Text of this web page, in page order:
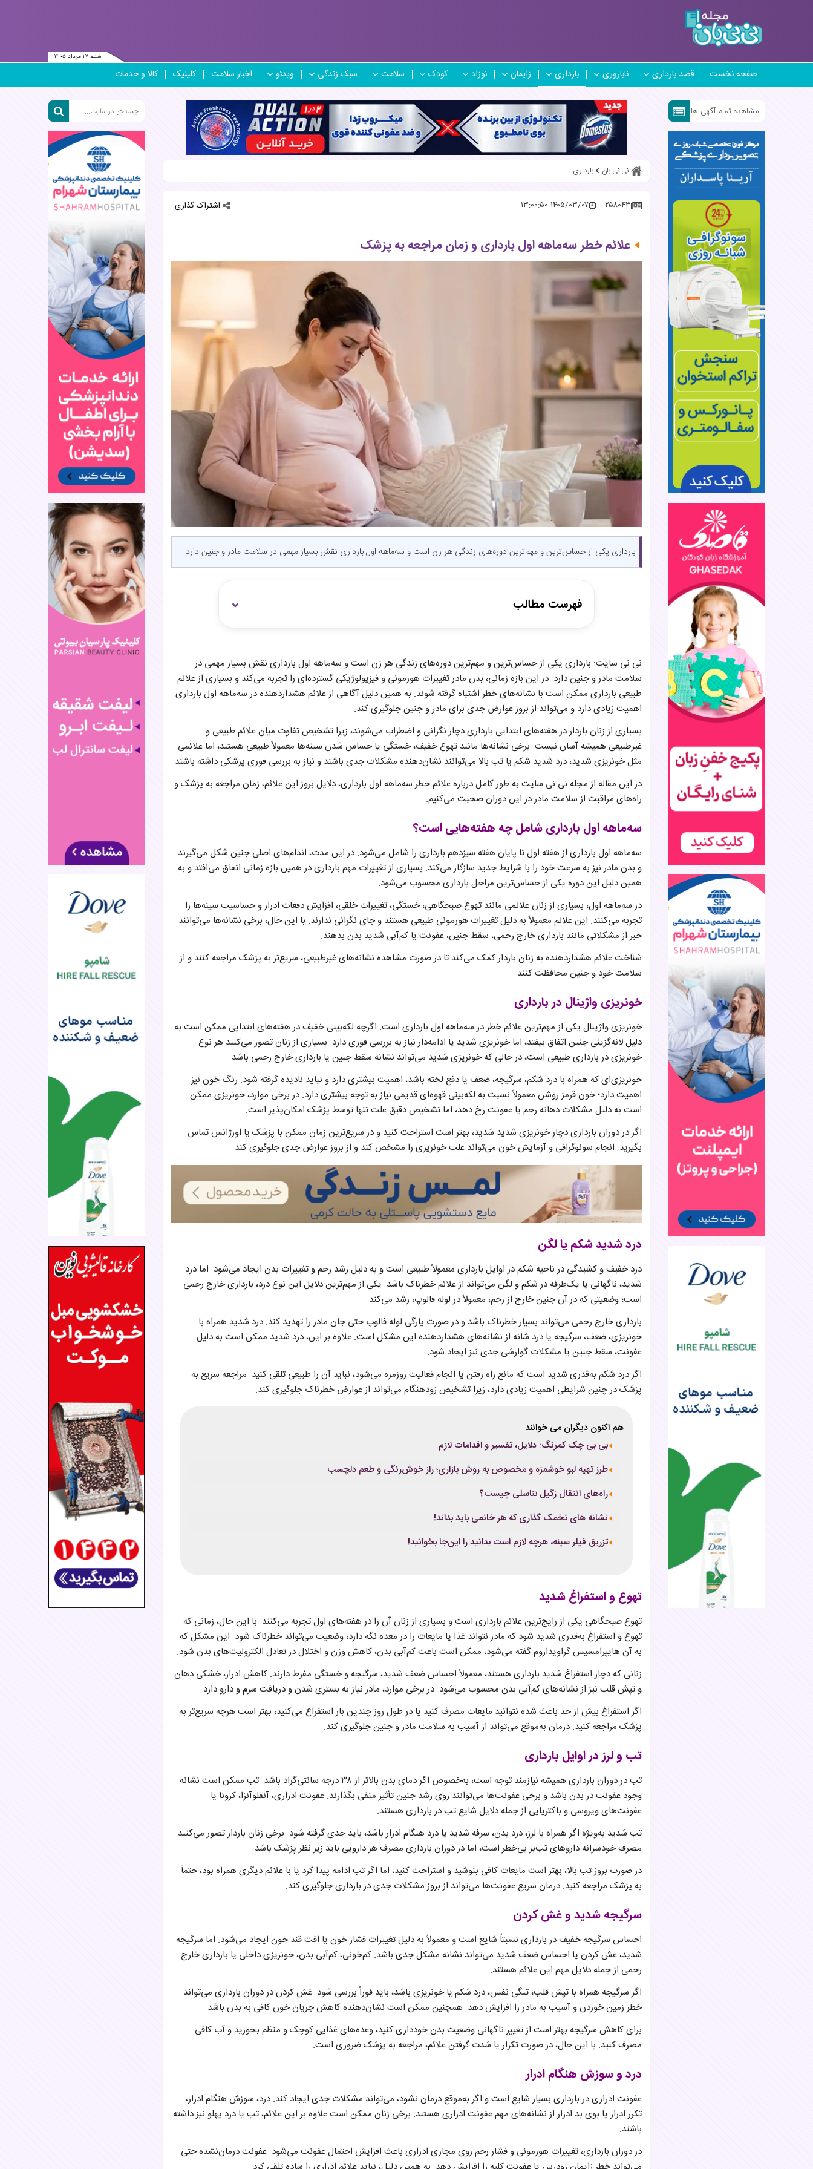
شنبه ۱۷ مرداد ۱۴۰۵
صفحه نخست قصد بارداری ناباروری بارداری زایمان نوزاد کودک سلامت سبک زندگی ویدئو اخبار سلامت کلینیک کالا و خدمات
مشاهده تمام آگهی ها
نی نی بان بارداری
۲۵۸۰۴۳ ۱۴۰۵/۰۳/۰۷ ۱۳:۰۰:۵۰ اشتراک گذاری
علائم خطر سه‌ماهه اول بارداری و زمان مراجعه به پزشک
بارداری یکی از حساس‌ترین و مهم‌ترین دوره‌های زندگی هر زن است و سه‌ماهه اول بارداری نقش بسیار مهمی در سلامت مادر و جنین دارد.
فهرست مطالب
خونریزی واژینال در بارداری
درد شدید شکم یا لگن
تهوع و استفراغ شدید
تب و لرز در اوایل بارداری
سرگیجه شدید و غش کردن
درد و سوزش هنگام ادرار
سردرد شدید و تاری دید
کاهش علائم بارداری به‌صورت ناگهانی
چه زمانی باید فوراً به پزشک مراجعه کرد؟
راه‌های مراقبت از سلامت در سه‌ماهه اول بارداری
نی نی سایت: بارداری یکی از حساس‌ترین و مهم‌ترین دوره‌های زندگی هر زن است و سه‌ماهه اول بارداری نقش بسیار مهمی در
سلامت مادر و جنین دارد. در این بازه زمانی، بدن مادر تغییرات هورمونی و فیزیولوژیکی گسترده‌ای را تجربه می‌کند و بسیاری از علائم
طبیعی بارداری ممکن است با نشانه‌های خطر اشتباه گرفته شوند. به همین دلیل آگاهی از علائم هشداردهنده در سه‌ماهه اول بارداری
اهمیت زیادی دارد و می‌تواند از بروز عوارض جدی برای مادر و جنین جلوگیری کند.
بسیاری از زنان باردار در هفته‌های ابتدایی بارداری دچار نگرانی و اضطراب می‌شوند، زیرا تشخیص تفاوت میان علائم طبیعی و
غیرطبیعی همیشه آسان نیست. برخی نشانه‌ها مانند تهوع خفیف، خستگی یا حساس شدن سینه‌ها معمولاً طبیعی هستند، اما علائمی
مثل خونریزی شدید، درد شدید شکم یا تب بالا می‌توانند نشان‌دهنده مشکلات جدی باشند و نیاز به بررسی فوری پزشکی داشته باشند.
در این مقاله از مجله نی نی سایت به طور کامل درباره علائم خطر سه‌ماهه اول بارداری، دلایل بروز این علائم، زمان مراجعه به پزشک و
راه‌های مراقبت از سلامت مادر در این دوران صحبت می‌کنیم.
سه‌ماهه اول بارداری شامل چه هفته‌هایی است؟
سه‌ماهه اول بارداری از هفته اول تا پایان هفته سیزدهم بارداری را شامل می‌شود. در این مدت، اندام‌های اصلی جنین شکل می‌گیرند
و بدن مادر نیز به سرعت خود را با شرایط جدید سازگار می‌کند. بسیاری از تغییرات مهم بارداری در همین بازه زمانی اتفاق می‌افتد و به
همین دلیل این دوره یکی از حساس‌ترین مراحل بارداری محسوب می‌شود.
در سه‌ماهه اول، بسیاری از زنان علائمی مانند تهوع صبحگاهی، خستگی، تغییرات خلقی، افزایش دفعات ادرار و حساسیت سینه‌ها را
تجربه می‌کنند. این علائم معمولاً به دلیل تغییرات هورمونی طبیعی هستند و جای نگرانی ندارند. با این حال، برخی نشانه‌ها می‌توانند
خبر از مشکلاتی مانند بارداری خارج رحمی، سقط جنین، عفونت یا کم‌آبی شدید بدن بدهند.
شناخت علائم هشداردهنده به زنان باردار کمک می‌کند تا در صورت مشاهده نشانه‌های غیرطبیعی، سریع‌تر به پزشک مراجعه کنند و از
سلامت خود و جنین محافظت کنند.
خونریزی واژینال در بارداری
خونریزی واژینال یکی از مهم‌ترین علائم خطر در سه‌ماهه اول بارداری است. اگرچه لکه‌بینی خفیف در هفته‌های ابتدایی ممکن است به
دلیل لانه‌گزینی جنین اتفاق بیفتد، اما خونریزی شدید یا ادامه‌دار نیاز به بررسی فوری دارد. بسیاری از زنان تصور می‌کنند هر نوع
خونریزی در بارداری طبیعی است، در حالی که خونریزی شدید می‌تواند نشانه سقط جنین یا بارداری خارج رحمی باشد.
خونریزی‌ای که همراه با درد شکم، سرگیجه، ضعف یا دفع لخته باشد، اهمیت بیشتری دارد و نباید نادیده گرفته شود. رنگ خون نیز
اهمیت دارد؛ خون قرمز روشن معمولاً نسبت به لکه‌بینی قهوه‌ای قدیمی نیاز به توجه بیشتری دارد. در برخی موارد، خونریزی ممکن
است به دلیل مشکلات دهانه رحم یا عفونت رخ دهد، اما تشخیص دقیق علت تنها توسط پزشک امکان‌پذیر است.
اگر در دوران بارداری دچار خونریزی شدید شدید، بهتر است استراحت کنید و در سریع‌ترین زمان ممکن با پزشک یا اورژانس تماس
بگیرید. انجام سونوگرافی و آزمایش خون می‌تواند علت خونریزی را مشخص کند و از بروز عوارض جدی جلوگیری کند.
درد شدید شکم یا لگن
درد خفیف و کشیدگی در ناحیه شکم در اوایل بارداری معمولاً طبیعی است و به دلیل رشد رحم و تغییرات بدن ایجاد می‌شود. اما درد
شدید، ناگهانی یا یک‌طرفه در شکم و لگن می‌تواند از علائم خطرناک باشد. یکی از مهم‌ترین دلایل این نوع درد، بارداری خارج رحمی
است؛ وضعیتی که در آن جنین خارج از رحم، معمولاً در لوله فالوپ، رشد می‌کند.
بارداری خارج رحمی می‌تواند بسیار خطرناک باشد و در صورت پارگی لوله فالوپ حتی جان مادر را تهدید کند. درد شدید همراه با
خونریزی، ضعف، سرگیجه یا درد شانه از نشانه‌های هشداردهنده این مشکل است. علاوه بر این، درد شدید ممکن است به دلیل
عفونت، سقط جنین یا مشکلات گوارشی جدی نیز ایجاد شود.
اگر درد شکم به‌قدری شدید است که مانع راه رفتن یا انجام فعالیت روزمره می‌شود، نباید آن را طبیعی تلقی کنید. مراجعه سریع به
پزشک در چنین شرایطی اهمیت زیادی دارد، زیرا تشخیص زودهنگام می‌تواند از عوارض خطرناک جلوگیری کند.
هم اکنون دیگران می خوانند
بی بی چک کمرنگ: دلایل، تفسیر و اقدامات لازم
طرز تهیه لبو خوشمزه و مخصوص به روش بازاری؛ راز خوش‌رنگی و طعم دلچسب
راه‌های انتقال زگیل تناسلی چیست؟
نشانه های تخمک گذاری که هر خانمی باید بداند!
تزریق فیلر سینه، هرچه لازم است بدانید را این‌جا بخوانید!
تهوع و استفراغ شدید
تهوع صبحگاهی یکی از رایج‌ترین علائم بارداری است و بسیاری از زنان آن را در هفته‌های اول تجربه می‌کنند. با این حال، زمانی که
تهوع و استفراغ به‌قدری شدید شود که مادر نتواند غذا یا مایعات را در معده نگه دارد، وضعیت می‌تواند خطرناک شود. این مشکل که
به آن هایپرامسیس گراویداروم گفته می‌شود، ممکن است باعث کم‌آبی بدن، کاهش وزن و اختلال در تعادل الکترولیت‌های بدن شود.
زنانی که دچار استفراغ شدید بارداری هستند، معمولاً احساس ضعف شدید، سرگیجه و خستگی مفرط دارند. کاهش ادرار، خشکی دهان
و تپش قلب نیز از نشانه‌های کم‌آبی بدن محسوب می‌شود. در برخی موارد، مادر نیاز به بستری شدن و دریافت سرم و دارو دارد.
اگر استفراغ بیش از حد باعث شده نتوانید مایعات مصرف کنید یا در طول روز چندین بار استفراغ می‌کنید، بهتر است هرچه سریع‌تر به
پزشک مراجعه کنید. درمان به‌موقع می‌تواند از آسیب به سلامت مادر و جنین جلوگیری کند.
تب و لرز در اوایل بارداری
تب در دوران بارداری همیشه نیازمند توجه است، به‌خصوص اگر دمای بدن بالاتر از ۳۸ درجه سانتی‌گراد باشد. تب ممکن است نشانه
وجود عفونت در بدن باشد و برخی عفونت‌ها می‌توانند روی رشد جنین تأثیر منفی بگذارند. عفونت ادراری، آنفلوآنزا، کرونا یا
عفونت‌های ویروسی و باکتریایی از جمله دلایل شایع تب در بارداری هستند.
تب شدید به‌ویژه اگر همراه با لرز، درد بدن، سرفه شدید یا درد هنگام ادرار باشد، باید جدی گرفته شود. برخی زنان باردار تصور می‌کنند
مصرف خودسرانه داروهای تب‌بر بی‌خطر است، اما در دوران بارداری مصرف هر دارویی باید زیر نظر پزشک باشد.
در صورت بروز تب بالا، بهتر است مایعات کافی بنوشید و استراحت کنید، اما اگر تب ادامه پیدا کرد یا با علائم دیگری همراه بود، حتماً
به پزشک مراجعه کنید. درمان سریع عفونت‌ها می‌تواند از بروز مشکلات جدی در بارداری جلوگیری کند.
سرگیجه شدید و غش کردن
احساس سرگیجه خفیف در بارداری نسبتاً شایع است و معمولاً به دلیل تغییرات فشار خون یا افت قند خون ایجاد می‌شود. اما سرگیجه
شدید، غش کردن یا احساس ضعف شدید می‌تواند نشانه مشکل جدی باشد. کم‌خونی، کم‌آبی بدن، خونریزی داخلی یا بارداری خارج
رحمی از جمله دلایل مهم این علائم هستند.
اگر سرگیجه همراه با تپش قلب، تنگی نفس، درد شکم یا خونریزی باشد، باید فوراً بررسی شود. غش کردن در دوران بارداری می‌تواند
خطر زمین خوردن و آسیب به مادر را افزایش دهد. همچنین ممکن است نشان‌دهنده کاهش جریان خون کافی به بدن باشد.
برای کاهش سرگیجه بهتر است از تغییر ناگهانی وضعیت بدن خودداری کنید، وعده‌های غذایی کوچک و منظم بخورید و آب کافی
مصرف کنید. با این حال، در صورت تکرار یا شدت گرفتن علائم، مراجعه به پزشک ضروری است.
درد و سوزش هنگام ادرار
عفونت ادراری در بارداری بسیار شایع است و اگر به‌موقع درمان نشود، می‌تواند مشکلات جدی ایجاد کند. درد، سوزش هنگام ادرار،
تکرر ادرار یا بوی بد ادرار از نشانه‌های مهم عفونت ادراری هستند. برخی زنان ممکن است علاوه بر این علائم، تب یا درد پهلو نیز داشته
باشند.
در دوران بارداری، تغییرات هورمونی و فشار رحم روی مجاری ادراری باعث افزایش احتمال عفونت می‌شود. عفونت درمان‌نشده حتی